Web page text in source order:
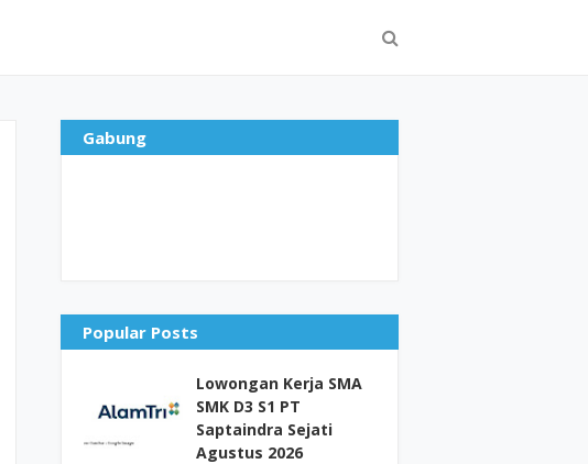
Gabung
Popular Posts
Lowongan Kerja SMA
SMK D3 S1 PT
Saptaindra Sejati
Agustus 2026